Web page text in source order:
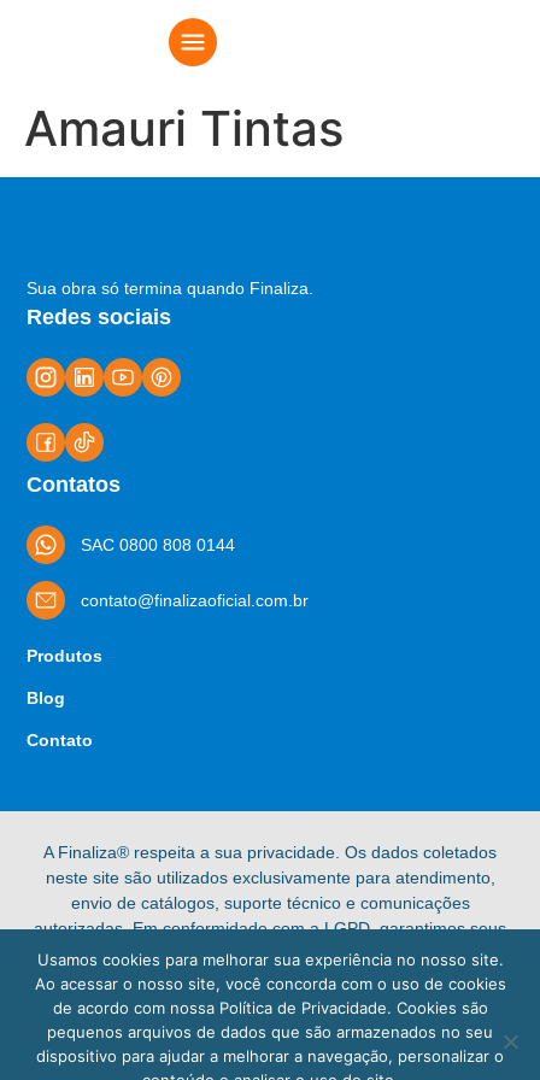
Amauri Tintas
Sua obra só termina quando Finaliza.
Redes sociais
Contatos
SAC 0800 808 0144
contato@finalizaoficial.com.br
Produtos
Blog
Contato
A Finaliza® respeita a sua privacidade. Os dados coletados
neste site são utilizados exclusivamente para atendimento,
envio de catálogos, suporte técnico e comunicações
autorizadas. Em conformidade com a LGPD, garantimos seus
direitos de acesso, retificação e exclusão de dados pessoais.
Confira nossa [Política de Privacidade] completa para mais
informações.
© 2025 Finaliza®. Todos os direitos reservados.
Usamos cookies para melhorar sua experiência no nosso site.
Ao acessar o nosso site, você concorda com o uso de cookies
de acordo com nossa Política de Privacidade. Cookies são
pequenos arquivos de dados que são armazenados no seu
dispositivo para ajudar a melhorar a navegação, personalizar o